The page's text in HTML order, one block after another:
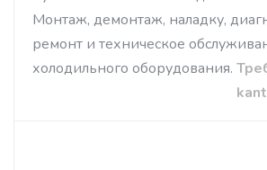
Монтаж, демонтаж, наладку,
ремонт и техническое
холодильного оборудования.